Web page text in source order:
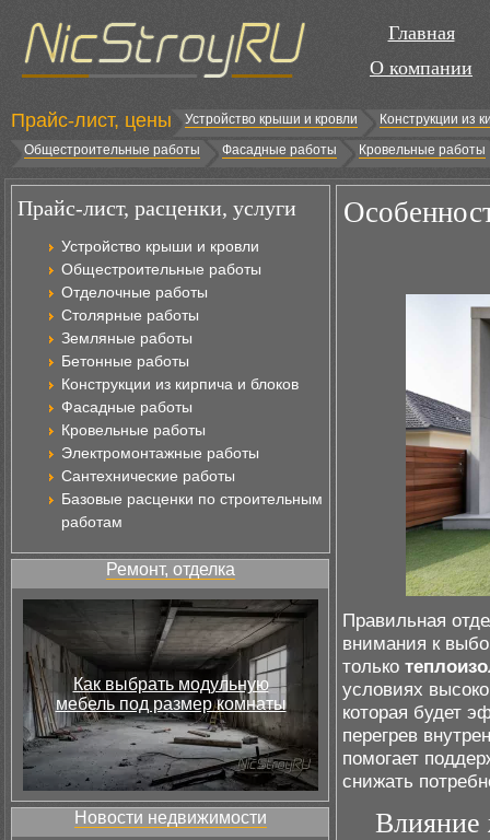
Главная
О компании
Прайс-лист, цены Устройство крыши и кровли
Конструкции из
Общестроительные работы
Фасадные работы Кровельные работы
Прайс-лист, расценки, услуги
Устройство крыши и кровли
Общестроительные работы
Отделочные работы
Столярные работы
Земляные работы
Бетонные работы
Конструкции из кирпича и блоков
Фасадные работы
Кровельные работы
Электромонтажные работы
Сантехнические работы
Базовые расценки по строительным
работам
Ремонт, отделка
Как выбрать модульную
мебель под размер комнаты
Новости недвижимости
Правильная
внимания к
только
условиях
которая будет
перегрев
помогает
снижать
Влияние